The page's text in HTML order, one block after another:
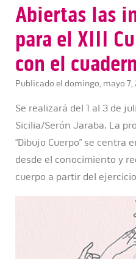
Abiertas las
para el XIII
con el
Publicado el domingo, mayo
Se realizará del 1 al 3 de
Sicilia/Serón Jaraba. La
“Dibujo Cuerpo” se centra
desde el conocimiento y
cuerpo a partir del